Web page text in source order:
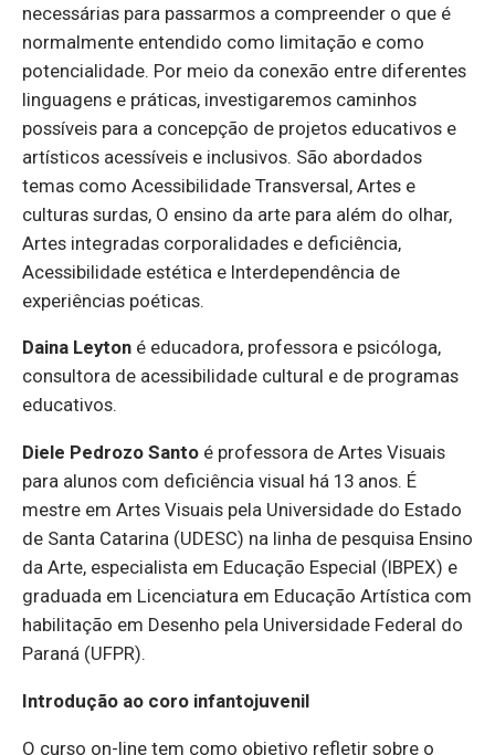
necessárias para passarmos a compreender o que é
normalmente entendido como limitação e como
potencialidade. Por meio da conexão entre diferentes
linguagens e práticas, investigaremos caminhos
possíveis para a concepção de projetos educativos e
artísticos acessíveis e inclusivos. São abordados
temas como Acessibilidade Transversal, Artes e
culturas surdas, O ensino da arte para além do olhar,
Artes integradas corporalidades e deficiência,
Acessibilidade estética e Interdependência de
experiências poéticas.
Daina Leyton é educadora, professora e psicóloga,
consultora de acessibilidade cultural e de programas
educativos.
Diele Pedrozo Santo é professora de Artes Visuais
para alunos com deficiência visual há 13 anos. É
mestre em Artes Visuais pela Universidade do Estado
de Santa Catarina (UDESC) na linha de pesquisa Ensino
da Arte, especialista em Educação Especial (IBPEX) e
graduada em Licenciatura em Educação Artística com
habilitação em Desenho pela Universidade Federal do
Paraná (UFPR).
Introdução ao coro infantojuvenil
O curso on-line tem como objetivo refletir sobre o